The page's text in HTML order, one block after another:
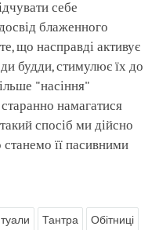
себе
блаженного
що насправді активує
будди, стимулює їх до
"насіння"
намагатися
спосіб ми дійсно
її пасивними
Тантра Обітниці